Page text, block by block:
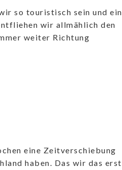
so touristisch sein und ein
wir allmählich den
weiter Richtung
eine Zeitverschiebung
haben. Das wir das erst